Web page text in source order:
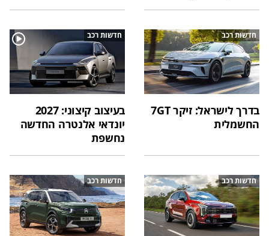
חדשות רכב
בדרך לישראל: זיקר 7GT
החשמלית
חדשות רכב
בעיצוב קיצוני: 2027
יונדאי אלנטרה החדשה
נחשפת
חדשות רכב חדשות רכב